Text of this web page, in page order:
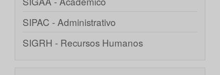
SIPAC - Administrativo
SIGRH - Recursos Humanos